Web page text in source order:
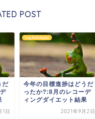
POST
だ
2日
Log Kehidupan
【2023年】今年の３つ
の目標:Blog3年目
2023年1月7日